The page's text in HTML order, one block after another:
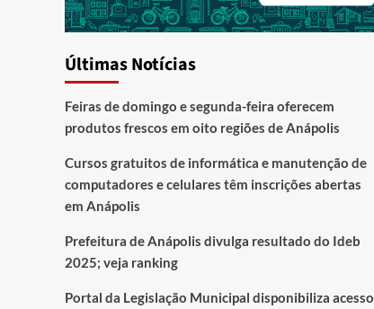
Últimas Notícias
Feiras de domingo e segunda-feira oferecem
produtos frescos em oito regiões de Anápolis
Cursos gratuitos de informática e manutenção de
computadores e celulares têm inscrições abertas
em Anápolis
Prefeitura de Anápolis divulga resultado do Ideb
2025; veja ranking
Portal da Legislação Municipal disponibiliza acesso